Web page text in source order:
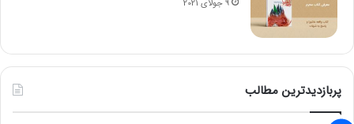
9 جولای 2021
پربازدیدترین مطالب